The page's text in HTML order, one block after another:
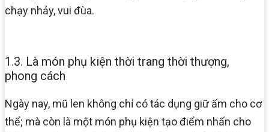
chạy nhảy, vui đùa.
1.3. Là món phụ kiện thời trang thời thượng,
phong cách
Ngày nay, mũ len không chỉ có tác dụng giữ ấm cho cơ
thể; mà còn là một món phụ kiện tạo điểm nhấn cho